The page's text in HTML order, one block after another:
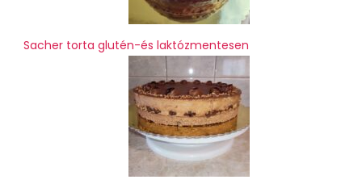
Sacher torta glutén-és laktózmentesen